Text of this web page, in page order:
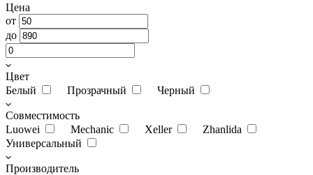
Цена
от
до
Цвет
Белый
Прозрачный Черный
Совместимость
Luowei
Mechanic Xeller
Zhanlida
Универсальный
Производитель